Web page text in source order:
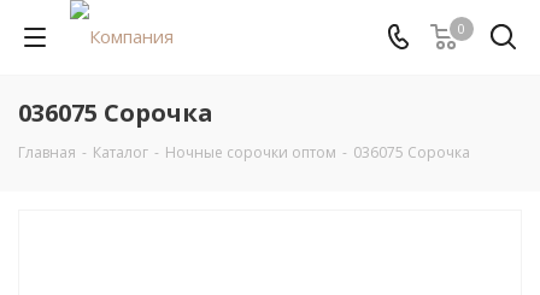
0
036075 Сорочка
Главная - Каталог - Ночные сорочки оптом - 036075 Сорочка